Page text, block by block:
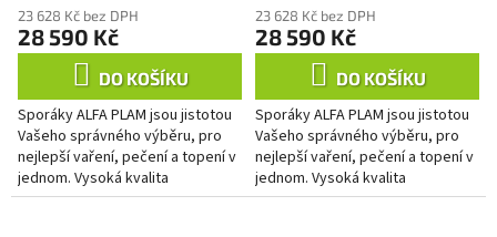
23 628 Kč bez DPH
28 590 Kč
DO KOŠÍKU
Sporáky ALFA PLAM jsou jistotou
Vašeho správného výběru, pro
nejlepší vaření, pečení a topení v
jednom. Vysoká kvalita
konstrukce, použitých materiálů i
23 628 Kč bez DPH
28 590 Kč
DO KOŠÍKU
Sporáky ALFA PLAM jsou jistotou
Vašeho správného výběru, pro
nejlepší vaření, pečení a topení v
jednom. Vysoká kvalita
konstrukce, použitých materiálů i